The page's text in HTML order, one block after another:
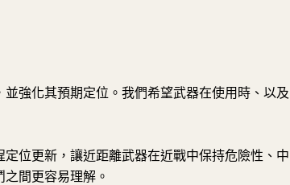
強化其預期定位。我們希望武器在使用時、以及
位更新，讓近距離武器在近戰中保持危險性、中
間更容易理解。